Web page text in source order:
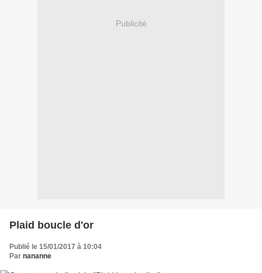
Publicité
Plaid boucle d'or
Publié le 15/01/2017 à 10:04
Par nananne